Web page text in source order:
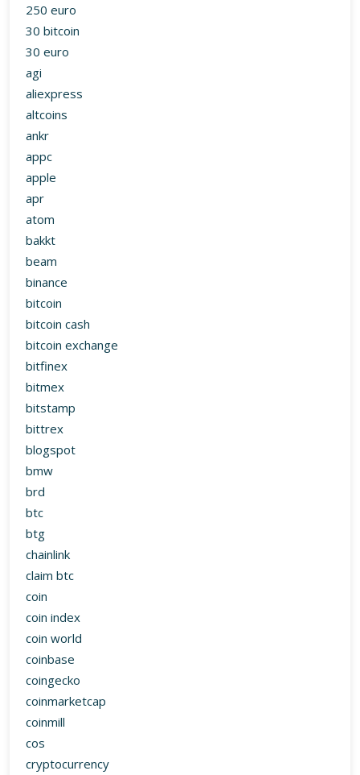
250 euro
30 bitcoin
30 euro
agi
aliexpress
altcoins
ankr
appc
apple
apr
atom
bakkt
beam
binance
bitcoin
bitcoin cash
bitcoin exchange
bitfinex
bitmex
bitstamp
bittrex
blogspot
bmw
brd
btc
btg
chainlink
claim btc
coin
coin index
coin world
coinbase
coingecko
coinmarketcap
coinmill
cos
cryptocurrency